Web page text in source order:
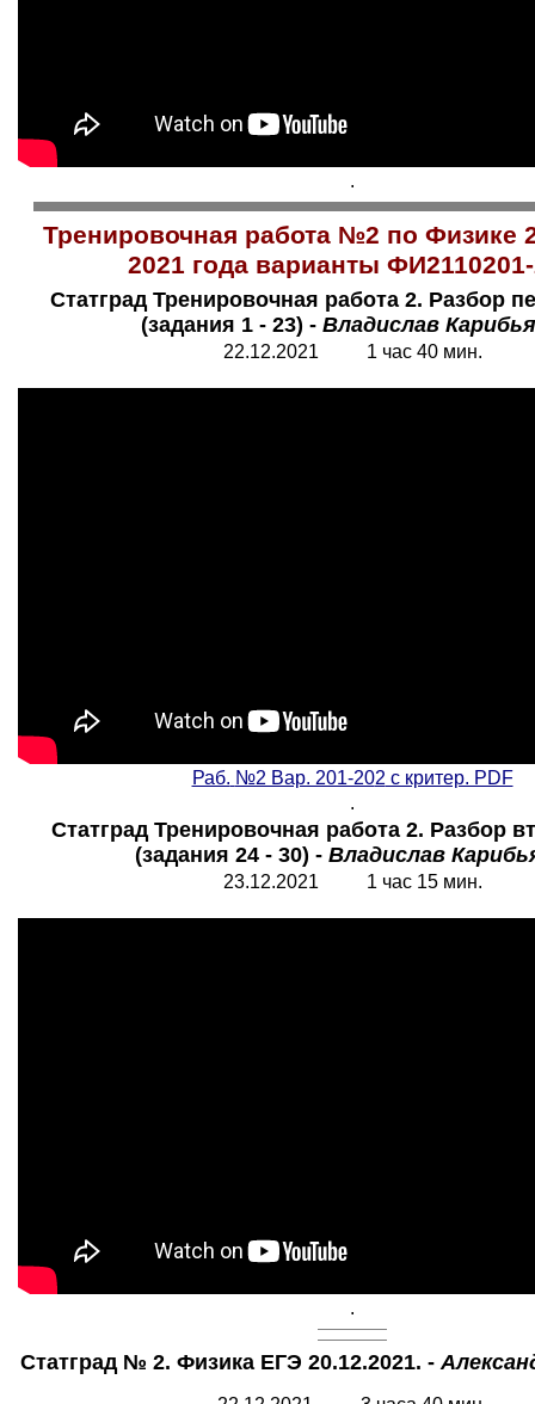
.
Тренировочная работа №2 по Физике
2021 года варианты
Статград Тренировочная работа 2. Разбор
(задания 1 - 23) - Владислав
22.12.2021 1 час 40 мин.
Раб. №2 Вар. 201-202 с критер. PDF
.
Статград Тренировочная работа 2. Разбор
(задания 24 - 30) - Владислав
23.12.2021 1 час 15 мин.
.
Статград № 2. Физика ЕГЭ 20.12.2021. -